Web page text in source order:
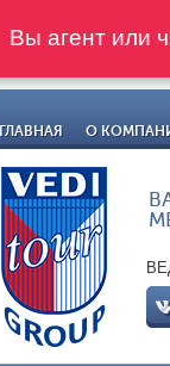
Вы агент или
ГЛАВНАЯ О